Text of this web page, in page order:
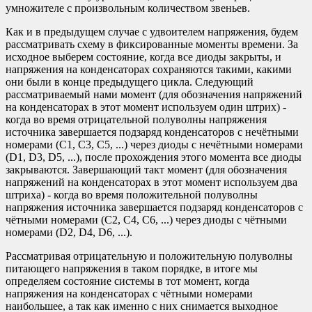
умножителе с произвольным количеством звеньев.
Как и в предыдущем случае с удвоителем напряжения, будем
рассматривать схему в фиксированные моменты времени. За
исходное выберем состояние, когда все диоды закрыты, и
напряжения на конденсаторах сохраняются такими, какими
они были в конце предыдущего цикла. Следующий
рассматриваемый нами момент (для обозначения напряжений
на конденсаторах в этот момент используем один штрих) -
когда во время отрицательной полуволны напряжения
источника завершается подзаряд конденсаторов с нечётными
номерами (C1, C3, C5, ...) через диоды с нечётными номерами
(D1, D3, D5, ...), после прохождения этого момента все диоды
закрываются. Завершающий такт момент (для обозначения
напряжений на конденсаторах в этот момент используем два
штриха) - когда во время положительной полуволны
напряжения источника завершается подзаряд конденсаторов с
чётными номерами (C2, C4, C6, ...) через диоды с чётными
номерами (D2, D4, D6, ...).
Рассматривая отрицательную и положительную полуволны
питающего напряжения в таком порядке, в итоге мы
определяем состояние системы в тот момент, когда
напряжения на конденсаторах с чётными номерами
наибольшее, а так как именно с них снимается выходное